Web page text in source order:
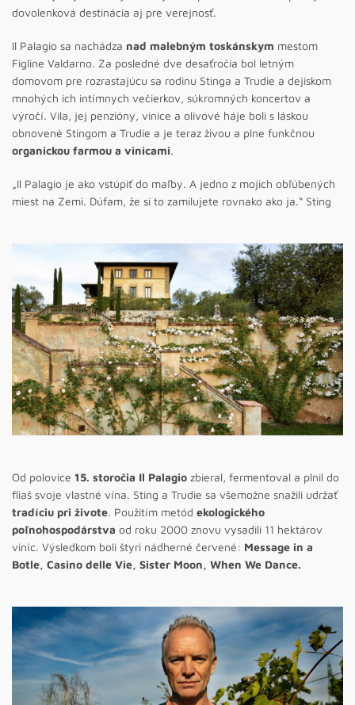
dovolenková destinácia aj pre verejnosť.
Il Palagio sa nachádza nad malebným toskánskym mestom
Figline Valdarno. Za posledné dve desaťročia bol letným
domovom pre rozrastajúcu sa rodinu Stinga a Trudie a dejiskom
mnohých ich intímnych večierkov, súkromných koncertov a
výročí. Vila, jej penzióny, vinice a olivové háje boli s láskou
obnovené Stingom a Trudie a je teraz živou a plne funkčnou
organickou farmou a vinicami.
„Il Palagio je ako vstúpiť do maľby. A jedno z mojich obľúbených
miest na Zemi. Dúfam, že si to zamilujete rovnako ako ja.“ Sting
Od polovice 15. storočia Il Palagio zbieral, fermentoval a plnil do
fliaš svoje vlastné vína. Sting a Trudie sa všemožne snažili udržať
tradíciu pri živote. Použitím metód ekologického
poľnohospodárstva od roku 2000 znovu vysadili 11 hektárov
viníc. Výsledkom boli štyri nádherné červené: Message in a
Botle, Casino delle Vie, Sister Moon, When We Dance.